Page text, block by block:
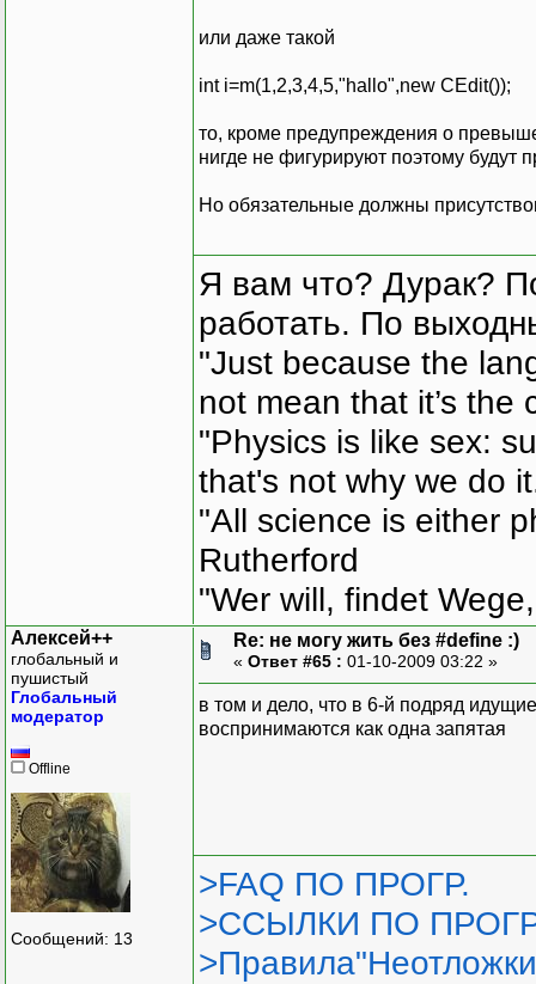
или даже такой
int i=m(1,2,3,4,5,"hallo",new CEdit());
то, кроме предупреждения о
нигде не фигурируют поэтому будут
Но обязательные должны
Я вам что? Дурак?
работать. По
"Just because the
not mean that it’s the
"Physics is like sex:
that's not why we do
"All science is either
Rutherford
"Wer will, findet
Алексей++
глобальный и
пушистый
Глобальный
модератор
Offline
Сообщений: 13
Re: не могу жить без #define :)
« Ответ #65 : 01-10-2009 03:22 »
в том и дело, что в 6-й подряд
воспринимаются как одна запятая
>FAQ ПО ПРОГР.
>ССЫЛКИ ПО